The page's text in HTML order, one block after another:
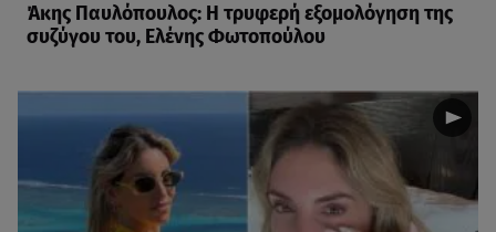
Άκης Παυλόπουλος: Η τρυφερή εξομολόγηση της
συζύγου του, Ελένης Φωτοπούλου